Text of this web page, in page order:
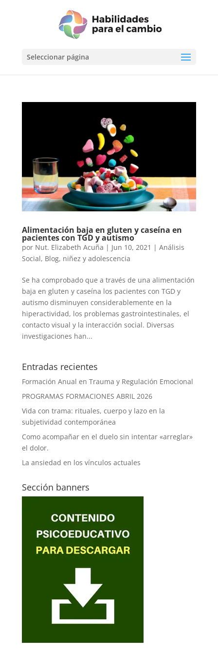
Seleccionar página
Alimentación baja en gluten y caseína en
pacientes con TGD y autismo
por Nut. Elizabeth Acuña | Jun 10, 2021 | Análisis
Social, Blog, niñez y adolescencia
Se ha comprobado que a través de una alimentación
baja en gluten y caseína los pacientes con TGD y
autismo disminuyen considerablemente en la
hiperactividad, los problemas gastrointestinales, el
contacto visual y la interacción social. Diversas
investigaciones han...
Entradas recientes
Formación Anual en Trauma y Regulación Emocional
PROGRAMAS FORMACIONES ABRIL 2026
Vida con trama: rituales, cuerpo y lazo en la
subjetividad contemporánea
Como acompañar en el duelo sin intentar «arreglar»
el dolor.
La ansiedad en los vínculos actuales
Sección banners